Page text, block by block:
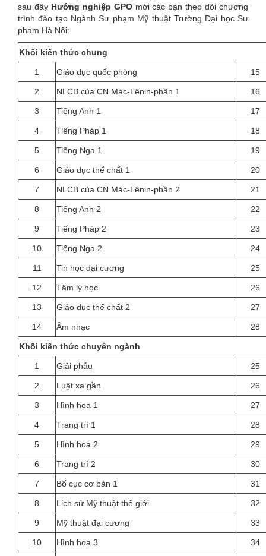
sau đây Hướng nghiệp GPOmời các bạn theo dõi chương
trình đào tạo Ngành Sư phạm Mỹ thuật Trường Đại học Sư
phạm Hà Nội:
Khối kiến thức chung
1 Giáo dục quốc phòng 15
2 NLCB của CN Mác-Lênin-phần 1 16
3 Tiếng Anh 1 17
4 Tiếng Pháp 1 18
5 Tiếng Nga 1 19
6 Giáo dục thể chất 1 20
7 NLCB của CN Mác-Lênin-phần 2 21
8 Tiếng Anh 2 22
9 Tiếng Pháp 2 23
10 Tiếng Nga 2 24
11 Tin học đại cương 25
12 Tâm lý học 26
13 Giáo dục thể chất 2 27
14 Âm nhạc 28
Khối kiến thức chuyên ngành
1 Giải phẫu 25
2 Luật xa gần 26
3 Hình họa 1 27
4 Trang trí 1 28
5 Hình họa 2 29
6 Trang trí 2 30
7 Bố cục cơ bản 1 31
8 Lịch sử Mỹ thuật thế giới 32
9 Mỹ thuật đại cương 33
10 Hình họa 3 34